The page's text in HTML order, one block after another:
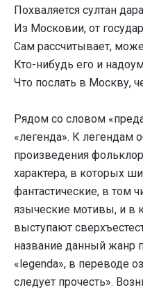
Похваляется султан
Из Московии, от
Сам рассчитывает,
Кто-нибудь его и
Что послать в Москву,
Рядом со словом
«легенда». К легендам
произведения
характера, в которых
фантастические, в том
языческие мотивы, и в
выступают
название данный жанр
«legenda», в переводе
следует прочесть».